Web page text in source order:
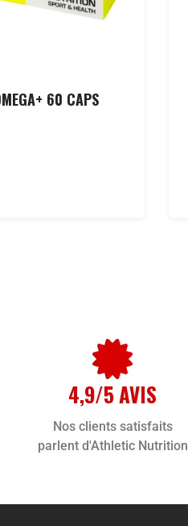
60 CAPS
4,9/5 AVIS
Nos clients satisfaits
parlent d'Athletic Nutrition